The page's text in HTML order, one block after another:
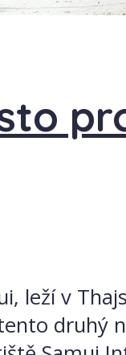
leží v
druhý